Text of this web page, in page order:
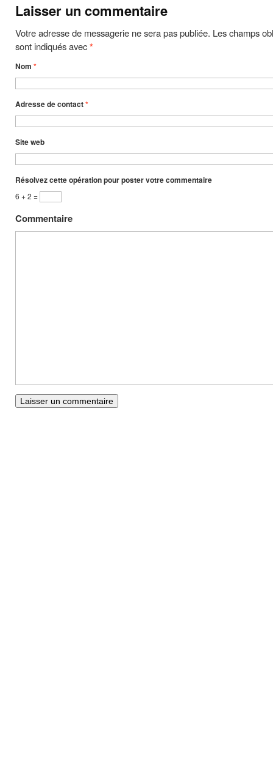
Laisser un commentaire
Votre adresse de messagerie ne sera pas publiée. Les champs
sont indiqués avec*
Nom *
Adresse de contact*
Site web
Résolvez cette opération pour poster votre commentaire
6 + 2 =
Commentaire